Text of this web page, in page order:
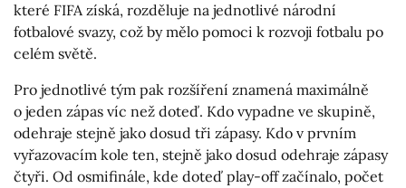
které FIFA získá, rozděluje na jednotlivé národní
fotbalové svazy, což by mělo pomoci k rozvoji fotbalu po
celém světě.
Pro jednotlivé tým pak rozšíření znamená maximálně
o jeden zápas víc než doteď. Kdo vypadne ve skupině,
odehraje stejně jako dosud tři zápasy. Kdo v prvním
vyřazovacím kole ten, stejně jako dosud odehraje zápasy
čtyři. Od osmifinále, kde doteď play-off začínalo, počet